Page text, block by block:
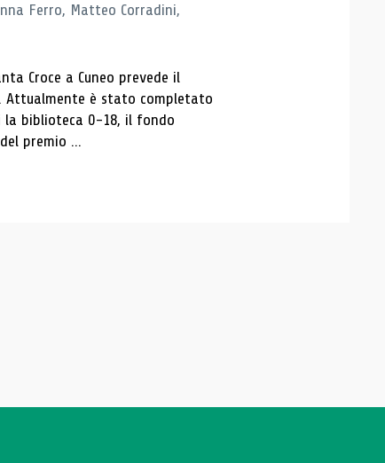
Ferro, Matteo Corradini,
Croce a Cuneo prevede il
Attualmente è stato completato
biblioteca 0-18, il fondo
premio ...